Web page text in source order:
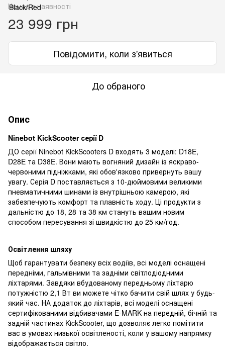
Немає в наявності
23 999 грн
Повідомити, коли з'явиться
До обраного
Опис
Ninebot KickScooter серії D
ДО серії Ninebot KickScooters D входять 3 моделі: D18E,
D28E та D38E. Вони мають вогняний дизайн із яскраво-
червоними підніжками, які обов'язково привернуть вашу
увагу. Серія D поставляється з 10-дюймовими великими
пневматичними шинами із внутрішньою камерою, які
забезпечують комфорт та плавність ходу. Ці продукти з
дальністю до 18, 28 та 38 км стануть вашим новим
способом пересування зі швидкістю до 25 км/год.
Освітлення шляху
Щоб гарантувати безпеку всіх водіїв, всі моделі оснащені
передніми, гальмівними та задніми світлодіодними
ліхтарями. Завдяки вбудованому передньому ліхтарю
потужністю 2,1 Вт ви можете чітко бачити свій шлях у будь-
який час. НА додаток до ліхтарів, всі моделі оснащені
сертифікованими відбивачами E-MARK на передній, бічній та
задній частинах KickScooter, що дозволяє легко помітити
вас в умовах низької освітленості, коли у вашому напрямку
відображається світло.